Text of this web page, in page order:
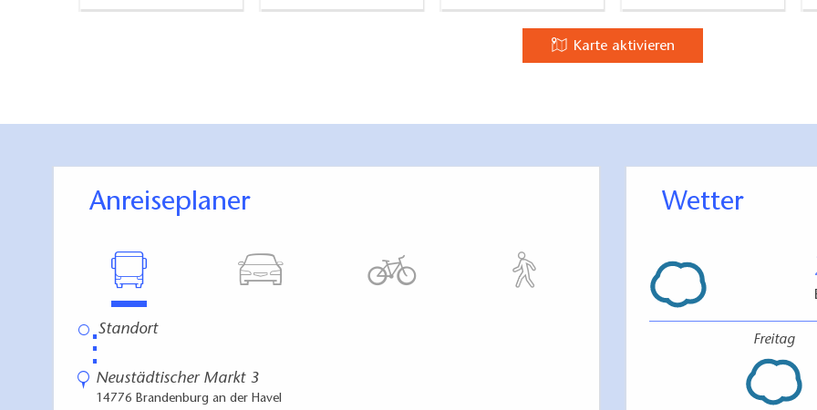
Karte aktivieren
Anreiseplaner
⋮
Neustädtischer Markt 3
14776 Brandenburg an der Havel
Wetter
Freitag